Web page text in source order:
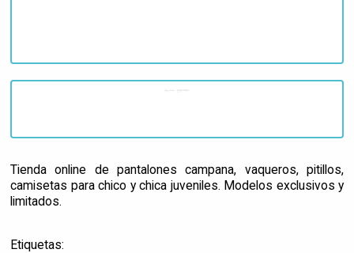
Tienda online de pantalones campana, vaqueros, pitillos,
camisetas para chico y chica juveniles. Modelos exclusivos y
limitados.
Etiquetas: